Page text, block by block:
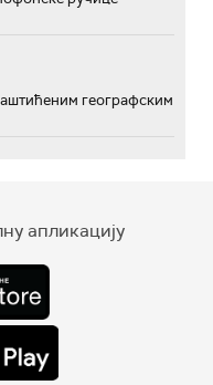
географским
апликацију